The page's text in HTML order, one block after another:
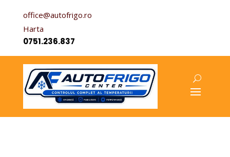
office@autofrigo.ro
Harta
0751.236.837